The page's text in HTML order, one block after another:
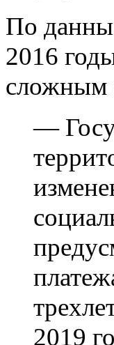
По
2016
сложным
—
2019